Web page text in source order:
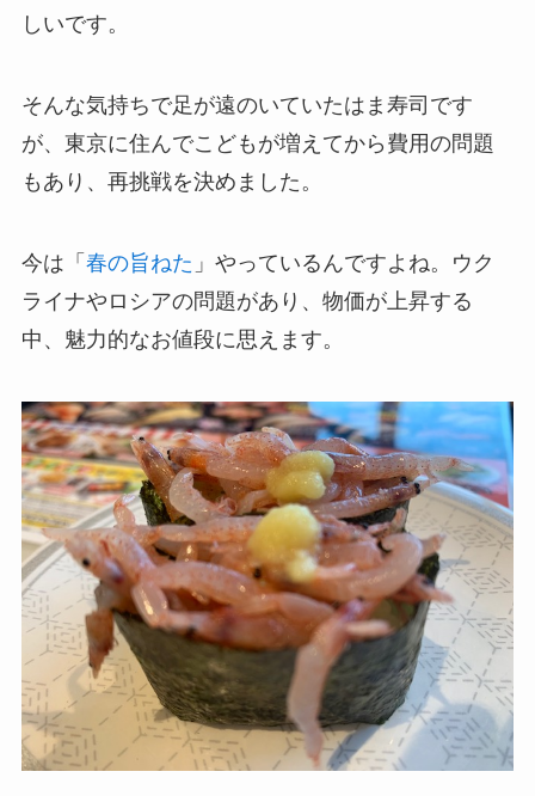
しいです。
そんな気持ちで足が遠のいていたはま寿司です
が、東京に住んでこどもが増えてから費用の問題
もあり、再挑戦を決めました。
今は「 春の旨ねた 」やっているんですよね。ウク
ライナやロシアの問題があり、物価が上昇する
中、魅力的なお値段に思えます。